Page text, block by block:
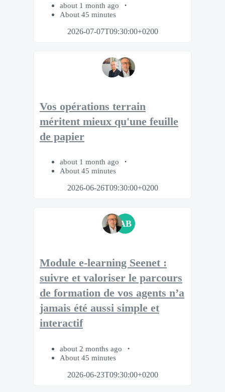
about 1 month ago
About 45 minutes
2026-07-07T09:30:00+0200
Vos opérations terrain
méritent mieux qu'une feuille
de papier
about 1 month ago
About 45 minutes
2026-06-26T09:30:00+0200
AB
Module e-learning Seenet :
suivre et valoriser le parcours
de formation de vos agents n’a
jamais été aussi simple et
interactif
about 2 months ago
About 45 minutes
2026-06-23T09:30:00+0200